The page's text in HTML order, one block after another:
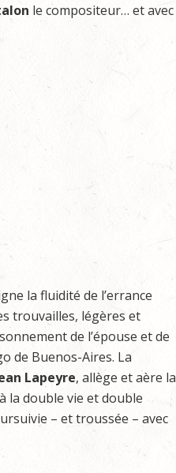
le compositeur… et avec
la fluidité de l’errance
trouvailles, légères et
de l’épouse et de
de Buenos-Aires. La
Lapeyre, allège et aère la
la double vie et double
– et troussée – avec